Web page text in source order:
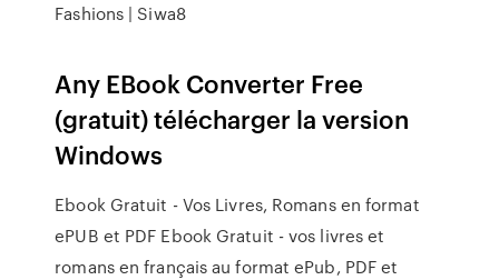
Fashions | Siwa8
Any EBook Converter Free
(gratuit) télécharger la version
Windows
Ebook Gratuit - Vos Livres, Romans en format
ePUB et PDF Ebook Gratuit - vos livres et
romans en français au format ePub, PDF et